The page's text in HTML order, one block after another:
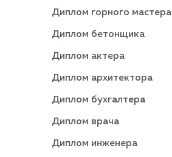
Диплом горного мастера
Диплом бетонщика
Диплом актера
Диплом архитектора
Диплом бухгалтера
Диплом врача
Диплом инженера